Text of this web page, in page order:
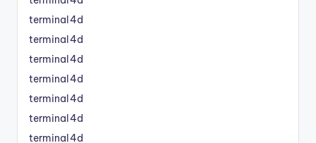
terminal4d
terminal4d
terminal4d
terminal4d
terminal4d
terminal4d
terminal4d